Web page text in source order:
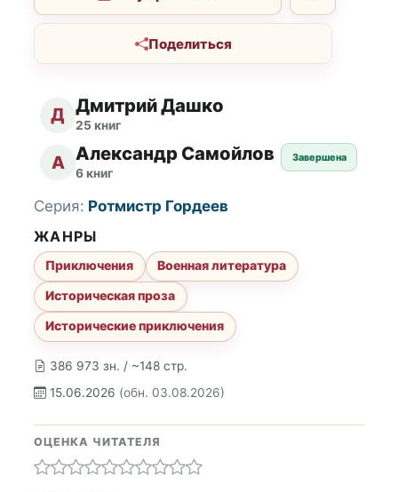
Поделиться
Д Дмитрий Дашко
25 книг
А Александр Самойлов
6 книг
Завершена
386 973 зн. / ~148 стр.
15.06.2026 (обн. 03.08.2026)
Серия: Ротмистр Гордеев
ЖАНРЫ
Приключения
Военная литература
Историческая проза
Исторические приключения
ОЦЕНКА ЧИТАТЕЛЯ